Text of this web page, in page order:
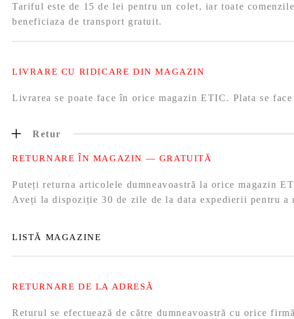
Tariful este de 15 de lei pentru un colet, iar toate
beneficiaza de transport gratuit.
LIVRARE CU RIDICARE DIN MAGAZIN
Livrarea se poate face în orice magazin ETIC. Plata se
Retur
RETURNARE ÎN MAGAZIN — GRATUITĂ
Puteți returna articolele dumneavoastră la orice magazin
Aveți la dispoziție 30 de zile de la data expedierii pentru a
LISTĂ MAGAZINE
RETURNARE DE LA ADRESĂ
Returul se efectuează de către dumneavoastră cu orice